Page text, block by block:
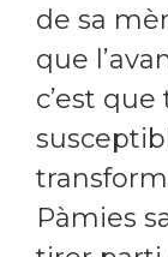
de sa
que
c’est
Pàmies